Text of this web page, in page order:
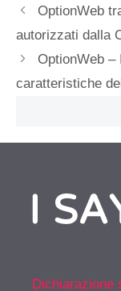
OptionWeb
autorizzati dalla
OptionWeb
caratteristiche
Dichiarazione